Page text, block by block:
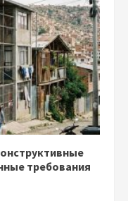
требования